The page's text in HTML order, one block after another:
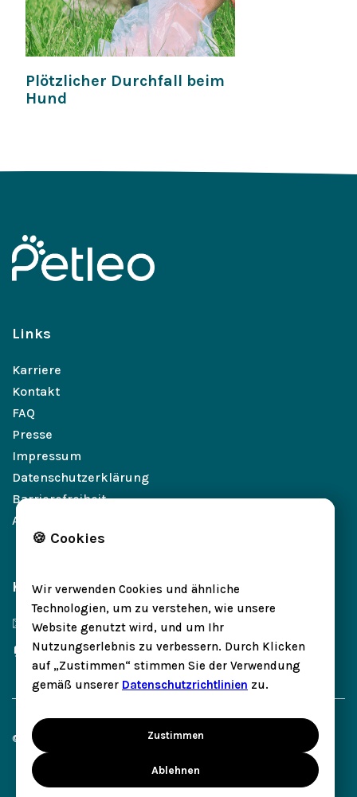
Plötzlicher Durchfall beim
Hund
Links
Karriere
Kontakt
FAQ
Presse
Impressum
Datenschutzerklärung
Barrierefreiheit
AGB
Kontakt
✉️ kontakt@petleo.net
🏠 81547 München
© 2025 Petleo GmbH
🍪 Cookies
Wir verwenden Cookies und ähnliche
Technologien, um zu verstehen, wie unsere
Website genutzt wird, und um Ihr
Nutzungserlebnis zu verbessern. Durch Klicken
auf „Zustimmen“ stimmen Sie der Verwendung
gemäß unserer Datenschutzrichtlinien zu.
Zustimmen
Ablehnen